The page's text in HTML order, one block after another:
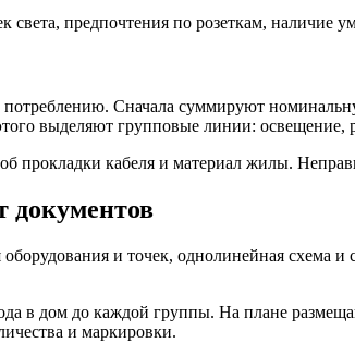
предпочтения по розеткам, наличие
потреблению. Сначала суммируют
выделяют групповые линии: освещение,
прокладки кабеля и материал жилы.
документов
и точек, однолинейная схема
в дом до каждой группы. На плане
и маркировки.